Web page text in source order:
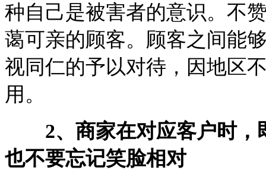
种自己是被害者的意识。不
蔼可亲的顾客。顾客之间能
视同仁的予以对待，因地区
用。
2、商家在对应客户时
也不要忘记笑脸相对